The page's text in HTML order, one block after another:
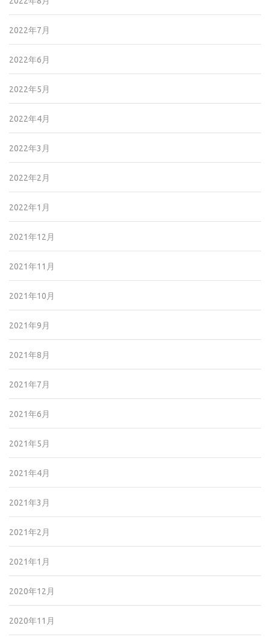
2022年7月
2022年6月
2022年5月
2022年4月
2022年3月
2022年2月
2022年1月
2021年12月
2021年11月
2021年10月
2021年9月
2021年8月
2021年7月
2021年6月
2021年5月
2021年4月
2021年3月
2021年2月
2021年1月
2020年12月
2020年11月